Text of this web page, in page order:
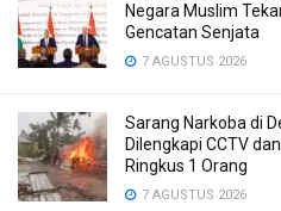
Negara Muslim
Gencatan Senjata
7 AGUSTUS 2026
Sarang Narkoba di
Dilengkapi CCTV
Ringkus 1 Orang
7 AGUSTUS 2026